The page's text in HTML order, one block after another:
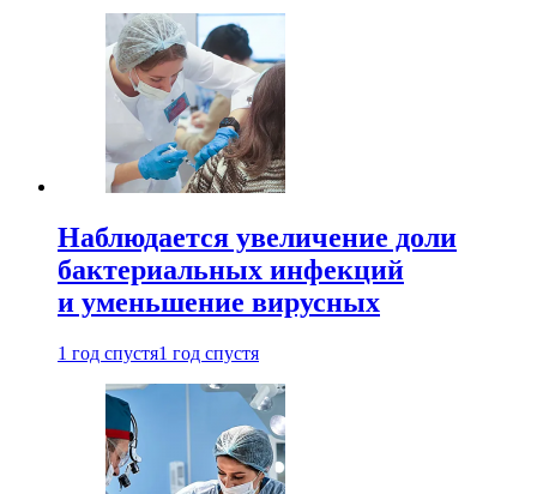
Наблюдается увеличение доли
бактериальных инфекций
и уменьшение вирусных
1 год спустя1 год спустя